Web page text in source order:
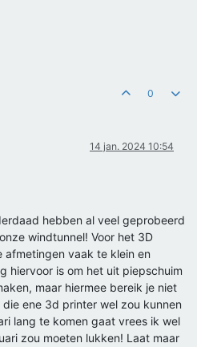
0
14 jan. 2024 10:54
hebben al veel geprobeerd
windtunnel! Voor het 3D
afmetingen vaak te klein en
hiervoor is om het uit piepschuim
maar hiermee bereik je niet
ene 3d printer wel zou kunnen
lang te komen gaat vrees ik wel
zou moeten lukken! Laat maar